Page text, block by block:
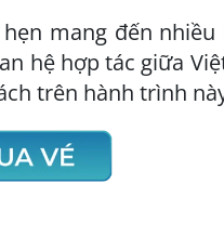
mang đến
hệ hợp tác giữa
trên hành trình